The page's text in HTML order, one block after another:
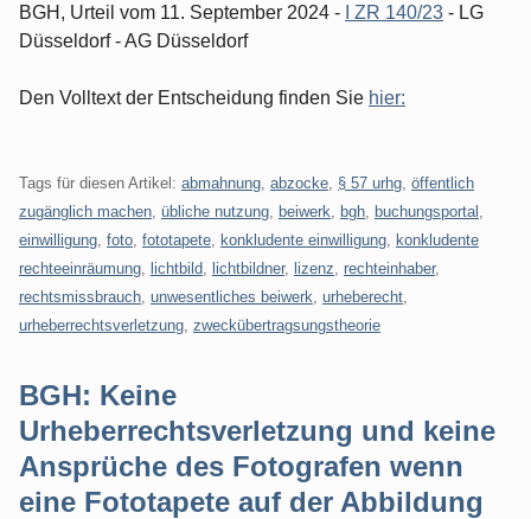
BGH, Urteil vom 11. September 2024 - I ZR 140/23 - LG
Düsseldorf - AG Düsseldorf
Den Volltext der Entscheidung finden Sie hier:
Tags für diesen Artikel: abmahnung abzocke § 57 urhg öffentlich
zugänglich machen übliche nutzung beiwerk bgh buchungsportal
einwilligung foto fototapete konkludente einwilligung
konkludente
rechteeinräumung
lichtbild lichtbildner, lizenz rechteinhaber,
rechtsmissbrauch unwesentliches beiwerk urheberecht
urheberrechtsverletzung zweckübertragsungstheorie
BGH: Keine
Urheberrechtsverletzung und keine
Ansprüche des Fotografen wenn
eine Fototapete auf der Abbildung